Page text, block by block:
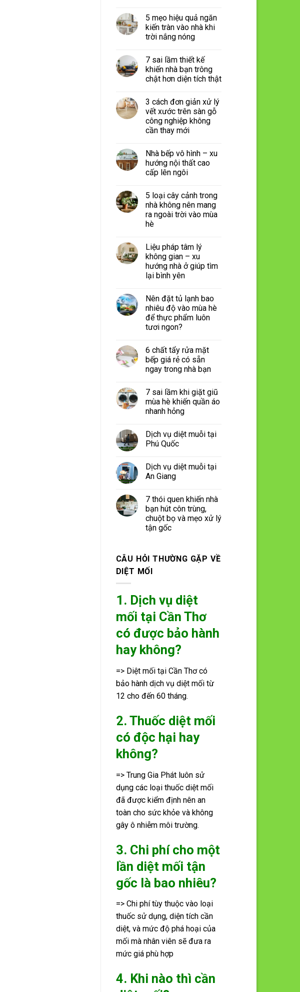
5 mẹo hiệu quả ngăn
kiến tràn vào nhà khi
trời nắng nóng
7 sai lầm thiết kế
khiến nhà bạn trông
chật hơn diện tích thật
3 cách đơn giản xử lý
vết xước trên sàn gỗ
công nghiệp không
cần thay mới
Nhà bếp vô hình – xu
hướng nội thất cao
cấp lên ngôi
5 loại cây cảnh trong
nhà không nên mang
ra ngoài trời vào mùa
hè
Liệu pháp tâm lý
không gian – xu
hướng nhà ở giúp tìm
lại bình yên
Nên đặt tủ lạnh bao
nhiêu độ vào mùa hè
để thực phẩm luôn
tươi ngon?
6 chất tẩy rửa mặt
bếp giá rẻ có sẵn
ngay trong nhà bạn
7 sai lầm khi giặt giũ
mùa hè khiến quần áo
nhanh hỏng
Dịch vụ diệt muỗi tại
Phú Quốc
Dịch vụ diệt muỗi tại
An Giang
7 thói quen khiến nhà
bạn hút côn trùng,
chuột bọ và mẹo xử lý
tận gốc
CÂU HỎI THƯỜNG GẶP VỀ
DIỆT MỐI
1. Dịch vụ diệt
mối tại Cần Thơ
có được bảo hành
hay không?
=> Diệt mối tại Cần Thơ có
bảo hành dịch vụ diệt mối từ
12 cho đến 60 tháng.
2. Thuốc diệt mối
có độc hại hay
không?
=> Trung Gia Phát luôn sử
dụng các loại thuốc diệt mối
đã được kiểm định nên an
toàn cho sức khỏe và không
gây ô nhiễm môi trường.
3. Chi phí cho một
lần diệt mối tận
gốc là bao nhiêu?
=> Chi phí tùy thuộc vào loại
thuốc sử dụng, diện tích cần
diệt, và mức độ phá hoại của
mối mà nhân viên sẽ đưa ra
mức giá phù hợp
4. Khi nào thì cần